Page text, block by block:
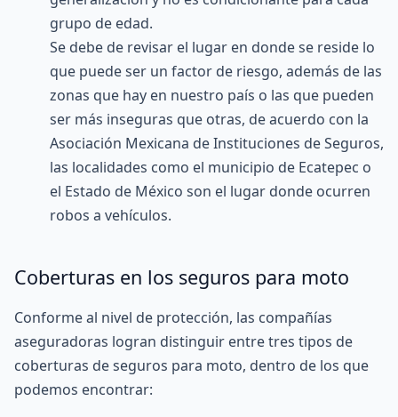
grupo de edad.
Se debe de revisar el lugar en donde se reside lo
que puede ser un factor de riesgo, además de las
zonas que hay en nuestro país o las que pueden
ser más inseguras que otras, de acuerdo con la
Asociación Mexicana de Instituciones de Seguros,
las localidades como el municipio de Ecatepec o
el Estado de México son el lugar donde ocurren
robos a vehículos.
Coberturas en los seguros para moto
Conforme al nivel de protección, las compañías
aseguradoras logran distinguir entre tres tipos de
coberturas de seguros para moto, dentro de los que
podemos encontrar: